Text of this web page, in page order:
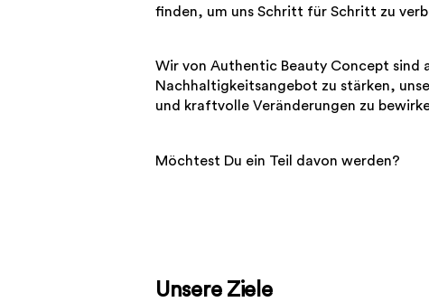
finden, um uns Schritt für Schritt zu
Wir von Authentic Beauty Concept sind
Nachhaltigkeitsangebot zu stärken,
und kraftvolle Veränderungen zu
Möchtest Du ein Teil davon werden?
Unsere Ziele